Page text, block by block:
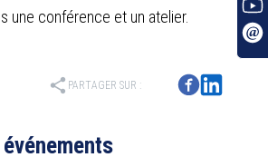
une conférence et un atelier.
share PARTAGER SUR :